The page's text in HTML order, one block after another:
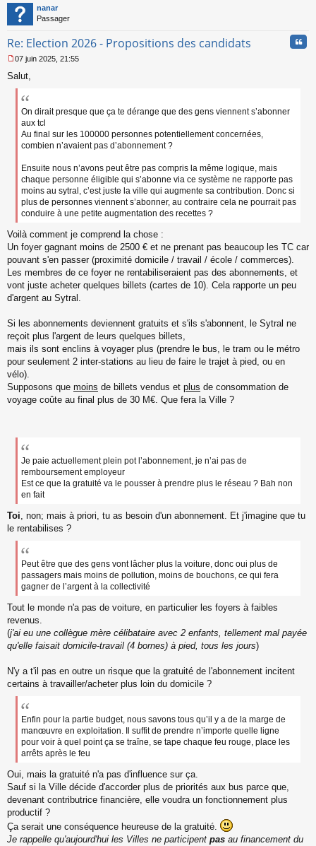
nanar
Passager
Re: Election 2026 - Propositions des candidats
e
s
07 juin 2025, 21:55
Salut,
On dirait presque que ça te dérange que des gens viennent s’abonner
aux tcl
Au final sur les 100000 personnes potentiellement concernées,
combien n’avaient pas d’abonnement ?
Ensuite nous n’avons peut être pas compris la même logique, mais
chaque personne éligible qui s’abonne via ce système ne rapporte pas
moins au sytral, c’est juste la ville qui augmente sa contribution. Donc si
plus de personnes viennent s’abonner, au contraire cela ne pourrait pas
conduire à une petite augmentation des recettes ?
Voilà comment je comprend la chose :
Un foyer gagnant moins de 2500 € et ne prenant pas beaucoup les TC car
pouvant s'en passer (proximité domicile / travail / école / commerces).
Les membres de ce foyer ne rentabiliseraient pas des abonnements, et
vont juste acheter quelques billets (cartes de 10). Cela rapporte un peu
d'argent au Sytral.
Si les abonnements deviennent gratuits et s'ils s'abonnent, le Sytral ne
reçoit plus l'argent de leurs quelques billets,
mais ils sont enclins à voyager plus (prendre le bus, le tram ou le métro
pour seulement 2 inter-stations au lieu de faire le trajet à pied, ou en
vélo).
Supposons que moins de billets vendus et plus de consommation de
voyage coûte au final plus de 30 M€. Que fera la Ville ?
Je paie actuellement plein pot l’abonnement, je n’ai pas de
remboursement employeur
Est ce que la gratuité va le pousser à prendre plus le réseau ? Bah non
en fait
Toi, non; mais à priori, tu as besoin d'un abonnement. Et j'imagine que tu
le rentabilises ?
Peut être que des gens vont lâcher plus la voiture, donc oui plus de
passagers mais moins de pollution, moins de bouchons, ce qui fera
gagner de l’argent à la collectivité
Tout le monde n'a pas de voiture, en particulier les foyers à faibles
revenus.
(j'ai eu une collègue mère célibataire avec 2 enfants, tellement mal payée
qu'elle faisait domicile-travail (4 bornes) à pied, tous les jours)
N'y a t'il pas en outre un risque que la gratuité de l'abonnement incitent
certains à travailler/acheter plus loin du domicile ?
Enfin pour la partie budget, nous savons tous qu’il y a de la marge de
manœuvre en exploitation. Il suffit de prendre n’importe quelle ligne
pour voir à quel point ça se traîne, se tape chaque feu rouge, place les
arrêts après le feu
Oui, mais la gratuité n'a pas d'influence sur ça.
Sauf si la Ville décide d'accorder plus de priorités aux bus parce que,
devenant contributrice financière, elle voudra un fonctionnement plus
productif ?
Ça serait une conséquence heureuse de la gratuité.
Je rappelle qu'aujourd'hui les Villes ne participent pas au financement du